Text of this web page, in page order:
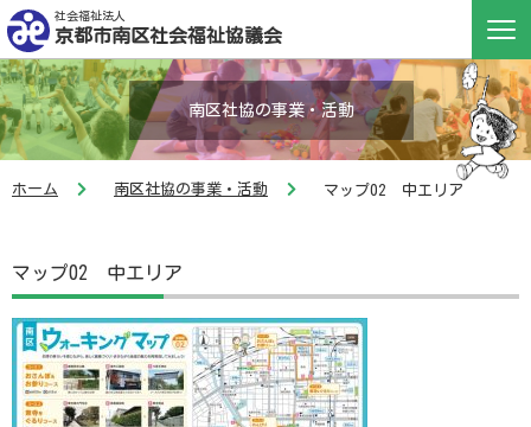
社会福祉法人
京都市南区社会福祉協議会
南区社協の事業・活動
ホーム 南区社協の事業・活動 マップ02 中エリア
マップ02 中エリア